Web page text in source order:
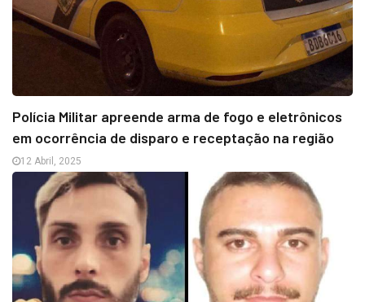
Polícia Militar apreende arma de fogo e eletrônicos
em ocorrência de disparo e receptação na região
12 Abril, 2025